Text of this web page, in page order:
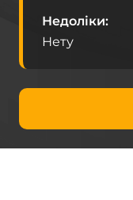
Недоліки
Нету